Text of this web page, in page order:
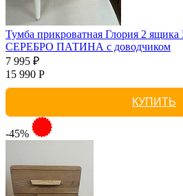
Тумба прикроватная Глория 2
СЕРЕБРО ПАТИНА с доводчиком
7 995 ₽
15 990 Р
КУПИТЬ
-45%